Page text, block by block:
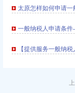
水平
在渝中局召开
发票申请要求
长效机制
太原怎样如何申请
一般纳税人申请条件
【提供服务一般纳